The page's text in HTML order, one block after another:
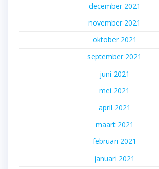
december 2021
november 2021
oktober 2021
september 2021
juni 2021
mei 2021
april 2021
maart 2021
februari 2021
januari 2021